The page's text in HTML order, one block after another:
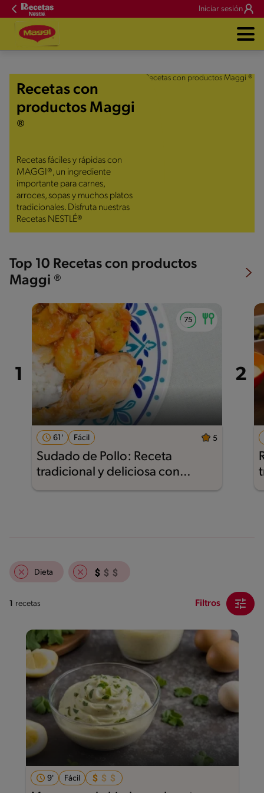
Iniciar sesión
Recetas con
productos Maggi
®
Recetas fáciles y rápidas con
MAGGI®, un ingrediente
importante para carnes,
arroces, sopas y muchos platos
tradicionales. Disfruta nuestras
Recetas NESTLÉ®
Top 10 Recetas con productos
Maggi ®
61' Fácil 5
Sudado de Pollo: Receta
tradicional y deliciosa con
Nestlé®
Dieta
1 recetas Filtros
9' Fácil